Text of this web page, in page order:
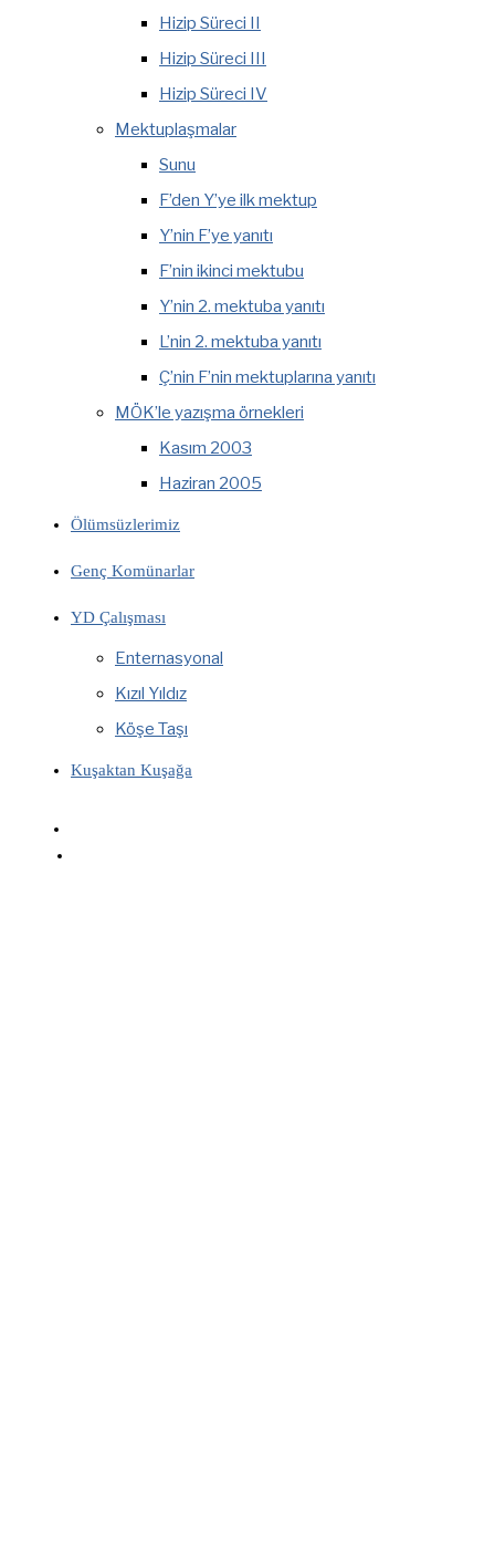
Hizip Süreci II
Hizip Süreci III
Hizip Süreci IV
Mektuplaşmalar
Sunu
F’den Y’ye ilk mektup
Y’nin F’ye yanıtı
F’nin ikinci mektubu
Y’nin 2. mektuba yanıtı
L’nin 2. mektuba yanıtı
Ç’nin F’nin mektuplarına yanıtı
MÖK’le yazışma örnekleri
Kasım 2003
Haziran 2005
Ölümsüzlerimiz
Genç Komünarlar
YD Çalışması
Enternasyonal
Kızıl Yıldız
Köşe Taşı
Kuşaktan Kuşağa